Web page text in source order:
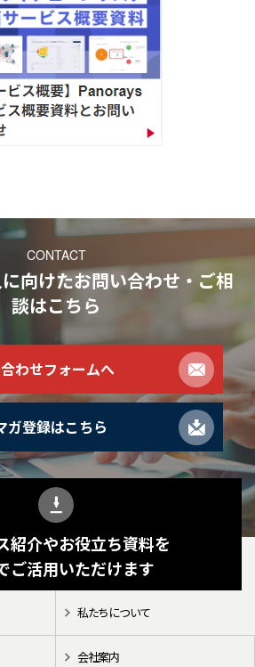
CONTACT
向けたお問い合わせ・ご相
談はこちら
わせフォームへ
ガ登録はこちら
紹介やお役立ち資料を
ご活用いただけます
私たちについて
会社案内